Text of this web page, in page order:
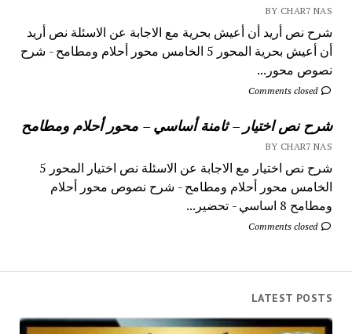
BY CHAR7 NAS
شرح نص أريد أن أعيش بحرية مع الاجابة عن الاسئلة نص أريد
أن أعيش بحرية المحور 5 الخامس محور أحلام ومطامح - شرح
نصوص محور...
Comments closed
شرح نص اختيار – ثامنة أساسي – محور أحلام ومطامح
BY CHAR7 NAS
شرح نص اختيار مع الاجابة عن الاسئلة نص اختيار المحور 5
الخامس محور أحلام ومطامح - شرح نصوص محور أحلام
ومطامح 8 اساسي - تحضير...
Comments closed
LATEST POSTS